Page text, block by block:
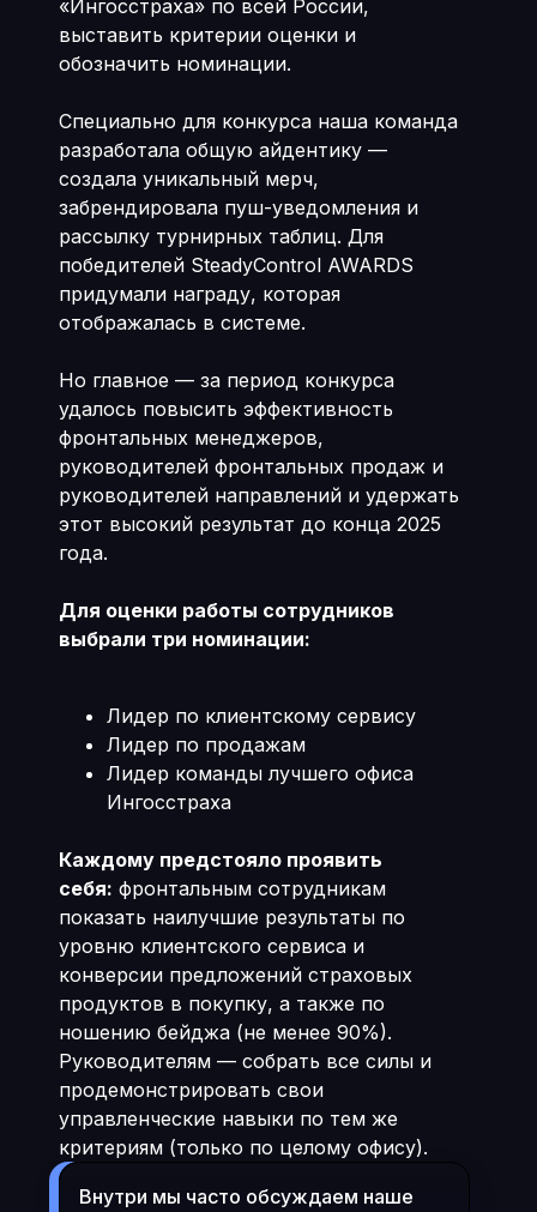
«Ингосстраха» по всей России,
выставить критерии оценки и
обозначить номинации.
Специально для конкурса наша команда
разработала общую айдентику —
создала уникальный мерч,
забрендировала пуш-уведомления и
рассылку турнирных таблиц. Для
победителей SteadyControl AWARDS
придумали награду, которая
отображалась в системе.
Но главное — за период конкурса
удалось повысить эффективность
фронтальных менеджеров,
руководителей фронтальных продаж и
руководителей направлений и удержать
этот высокий результат до конца 2025
года.
Для оценки работы сотрудников
выбрали три номинации:
Лидер по клиентскому сервису
Лидер по продажам
Лидер команды лучшего офиса
Ингосстраха
Каждому предстояло проявить
себя: фронтальным сотрудникам
показать наилучшие результаты по
уровню клиентского сервиса и
конверсии предложений страховых
продуктов в покупку, а также по
ношению бейджа (не менее 90%).
Руководителям — собрать все силы и
продемонстрировать свои
управленческие навыки по тем же
критериям (только по целому офису).
Внутри мы часто обсуждаем наше